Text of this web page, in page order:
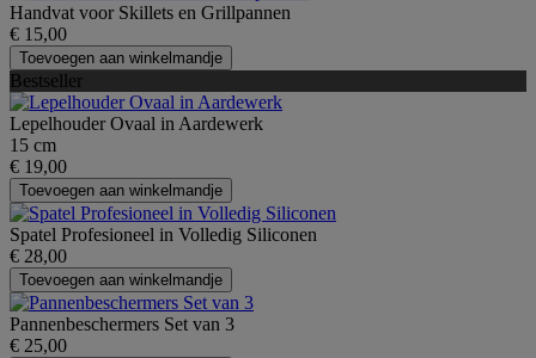
Handvat voor Skillets en Grillpannen
€ 15,00
Toevoegen aan winkelmandje
Bestseller
Lepelhouder Ovaal in Aardewerk
15 cm
€ 19,00
Toevoegen aan winkelmandje
Spatel Profesioneel in Volledig Siliconen
€ 28,00
Toevoegen aan winkelmandje
Pannenbeschermers Set van 3
€ 25,00